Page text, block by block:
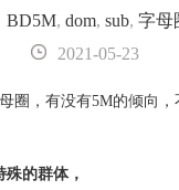
BD5M, dom, sub, 字母
2021-05-23
圈，有没有5M的倾向，
的群体，